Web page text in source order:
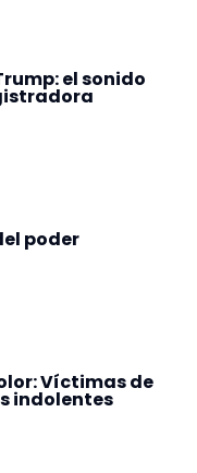
el sonido
poder
Víctimas de
indolentes